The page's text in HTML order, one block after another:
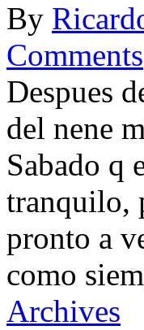
By
Comments
Despues
del nene
Sabado q
tranquilo,
pronto a
como
Archives